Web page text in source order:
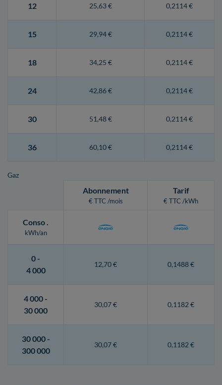
12 25,63 € 0,2114 €
15 29,94 € 0,2114 €
18 34,25 € 0,2114 €
24 42,86 € 0,2114 €
30 51,48 € 0,2114 €
36 60,10 € 0,2114 €
Gaz
Abonnement
€ TTC /mois
Tarif
€ TTC /kWh
Conso.
kWh/an
0 -
4 000
12,70 € 0,1488 €
4 000 -
30 000
30,07 € 0,1182 €
30 000 -
300 000
30,07 € 0,1182 €